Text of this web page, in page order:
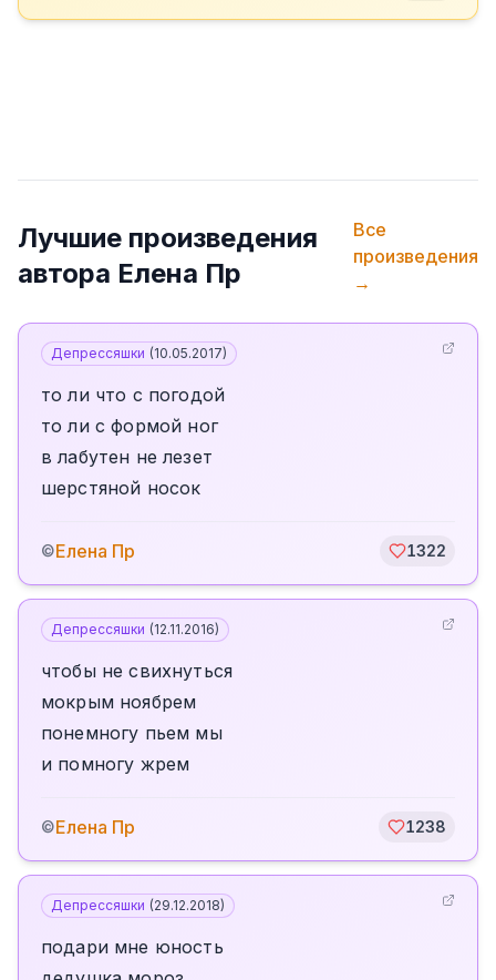
Лучшие произведения
автора Елена Пр
Все
произведения
→
Депрессяшки (10.05.2017)
то ли что с погодой
то ли с формой ног
в лабутен не лезет
шерстяной носок
©Елена Пр 1322
Депрессяшки (12.11.2016)
чтобы не свихнуться
мокрым ноябрем
понемногу пьем мы
и помногу жрем
©Елена Пр 1238
Депрессяшки (29.12.2018)
подари мне юность